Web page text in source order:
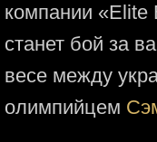
компании «Elite
станет бой за
весе между
олимпийцем